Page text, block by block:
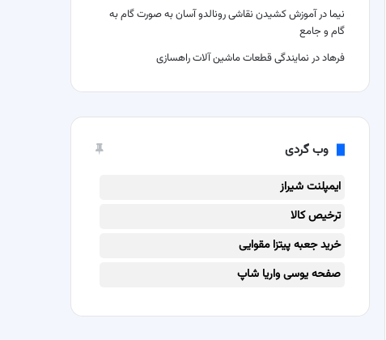
نیما درآموزش کشیدن نقاشی رونالدو آسان به صورت گام به
گام و جامع
فرهاددر نمایندگی قطعات ماشین آلات راهسازی
وب گردی
ایمپلنت شیراز
ترخیص کالا
خرید جعبه پیتزا مقوایی
صفحه یوسی واریا شاپ